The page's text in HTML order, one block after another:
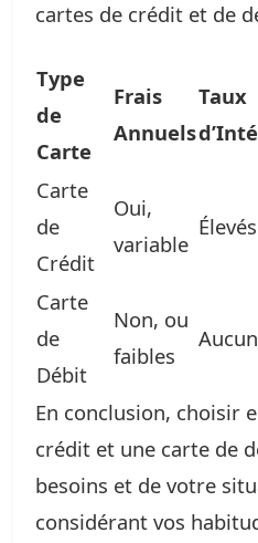
cartes de crédit et de
Type
de
Carte
Frais
Annuels
Taux
Carte
de
Crédit
Oui,
variable
Élevés
Carte
de
Débit
Non, ou
faibles
Aucun
En conclusion, choisir
crédit et une carte de
besoins et de votre
considérant vos